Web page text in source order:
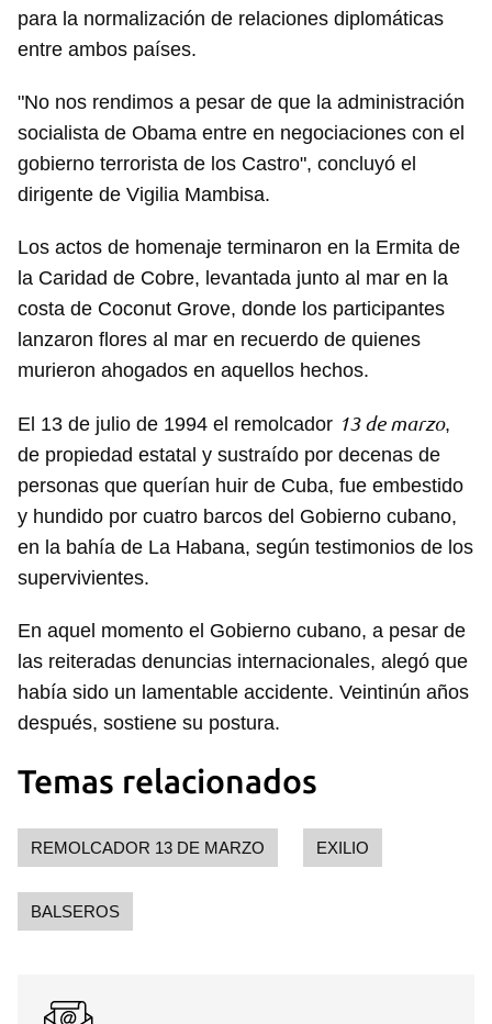
para la normalización de relaciones diplomáticas
entre ambos países.
"No nos rendimos a pesar de que la administración
socialista de Obama entre en negociaciones con el
gobierno terrorista de los Castro", concluyó el
dirigente de Vigilia Mambisa.
Los actos de homenaje terminaron en la Ermita de
la Caridad de Cobre, levantada junto al mar en la
costa de Coconut Grove, donde los participantes
lanzaron flores al mar en recuerdo de quienes
murieron ahogados en aquellos hechos.
El 13 de julio de 1994 el remolcador 13 de marzo,
de propiedad estatal y sustraído por decenas de
personas que querían huir de Cuba, fue embestido
y hundido por cuatro barcos del Gobierno cubano,
en la bahía de La Habana, según testimonios de los
supervivientes.
En aquel momento el Gobierno cubano, a pesar de
las reiteradas denuncias internacionales, alegó que
había sido un lamentable accidente. Veintinún años
después, sostiene su postura.
Temas relacionados
REMOLCADOR 13 DE MARZO EXILIO
BALSEROS